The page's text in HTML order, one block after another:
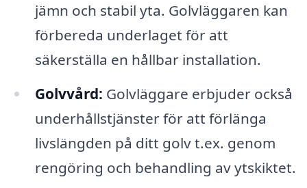
jämn och stabil yta. Golvläggaren kan
förbereda underlaget för att
säkerställa en hållbar installation.
Golvvård: Golvläggare erbjuder också
underhållstjänster för att förlänga
livslängden på ditt golv t.ex. genom
rengöring och behandling av ytskiktet.